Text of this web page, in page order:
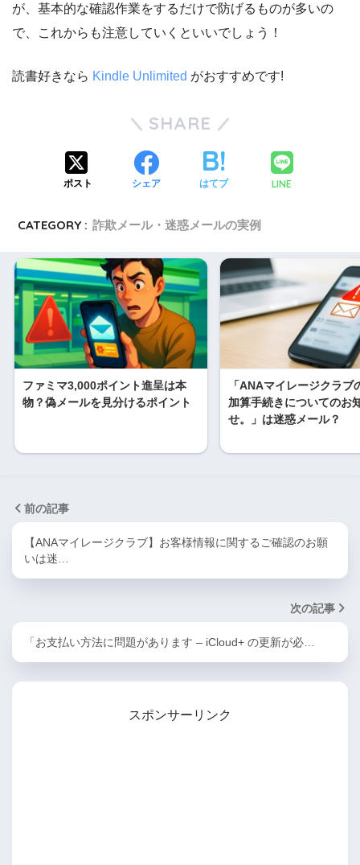
が、基本的な確認作業をするだけで防げるものが多いの
で、これからも注意していくといいでしょう！
読書好きなら Kindle Unlimited がおすすめです!
SHARE
ポスト シェア はてブ LINE
CATEGORY : 詐欺メール・迷惑メールの実例
ファミマ3,000ポイント進呈は本
物？偽メールを見分けるポイント
「ANAマイレージクラブ
加算手続きについてのお
せ。」は迷惑メール？
前の記事
【ANAマイレージクラブ】お客様情報に関するご確認のお願
いは迷…
次の記事
「お支払い方法に問題があります – iCloud+ の更新が必…
スポンサーリンク